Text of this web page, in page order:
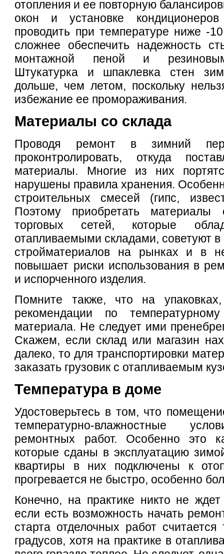
отопления и ее повторную
окон и установке
проводить при температуре ниже -10
сложнее обеспечить надежность
монтажной пеной и
Штукатурка и шпаклевка стен
дольше, чем летом, поскольку
избежание ее промораживания.
Материалы со склада
Проводя ремонт в зимний
проконтролировать, откуда
материалы. Многие из них
нарушены правила хранения.
строительных смесей (гипс,
Поэтому приобретать материалы
торговых сетей, которые
отапливаемыми складами, советуют
стройматериалов на рынках и в
повышает риски использования в
и испорченного изделия.
Помните также, что на
рекомендации по
материала. Не следует ими
Скажем, если склад или магазин
далеко, то для транспортировки
заказать грузовик с отапливаемым
Температура в доме
Удостоверьтесь в том, что
температурно-влажностные
ремонтных работ. Особенно это
которые сданы в эксплуатацию
квартиры в них подключены к
прогревается не быстро, особенно
Конечно, на практике никто не
если есть возможность начать
старта отделочных работ
градусов, хотя на практике в